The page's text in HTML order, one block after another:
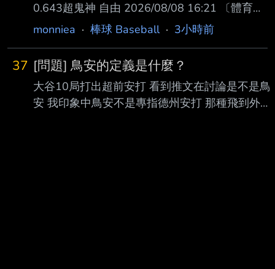
0.643超鬼神 自由 2026/08/08 16:21 〔體育中
心／綜合報導〕效力日本火腿的台灣鐵捕林家正
支安打，近6戰狂敲9安，狀態絕好調。 林家正
近年在國際賽場爆紅，在本壘後方率領台灣隊奪
下世界12強冠軍，今年經典賽也扮演 主戰捕
手，蹲捕功力讓火腿決定出手網羅，合約推估是
monniea · 棒球 Baseball· 3小時前
37 [問題] 鳥安的定義是什麼？
大谷10局打出超前安打 看到推文在討論是不是鳥
安 我印象中鳥安不是專指德州安打 那種飛到外野